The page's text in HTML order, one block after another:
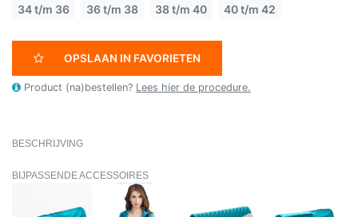
34 t/m 36 36 t/m 38 38 t/m 40 40 t/m 42
OPSLAAN IN FAVORIETEN
Product (na)bestellen? Lees hier de procedure.
BESCHRIJVING
BIJPASSENDE ACCESSOIRES